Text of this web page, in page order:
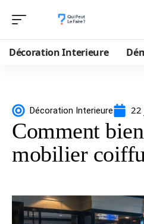
Décoration Interieure
Décoration Interieure 22
Comment
mobilier